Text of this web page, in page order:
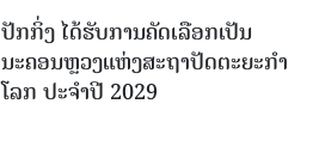
ປັກກິ່ງ ໄດ້ຮັບການຄັດເລືອກເປັນ
ນະຄອນຫຼວງແຫ່ງສະຖາປັດຕະຍະກຳ
ໂລກ ປະຈຳປີ 2029